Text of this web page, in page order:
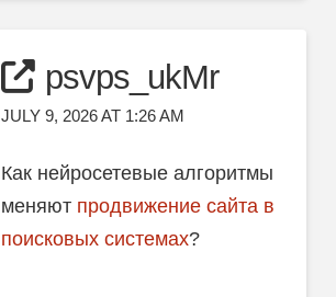
psvps_ukMr
JULY 9, 2026 AT 1:26 AM
Как нейросетевые алгоритмы
меняют продвижение сайта в
поисковых системах?